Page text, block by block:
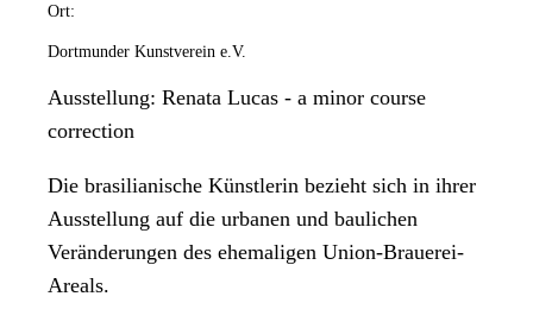
Ort:
Dortmunder Kunstverein e.V.
Ausstellung: Renata Lucas - a minor course
correction
Die brasilianische Künstlerin bezieht sich in ihrer
Ausstellung auf die urbanen und baulichen
Veränderungen des ehemaligen Union-Brauerei-
Areals.